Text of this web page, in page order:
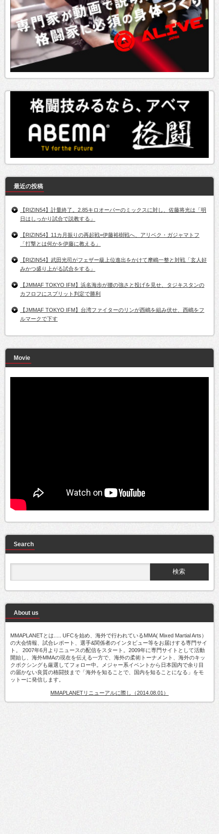
最近の投稿
【RIZIN54】計量終了。2.85キロオーバーのミックスに対し、佐藤将光は「明
日はしっかり試合で説教する」
【RIZIN54】11カ月振りの再起戦=伊藤裕樹戦へ、アリベク・ガジャマトフ
「打撃とは何かを伊藤に教える」
【RIZIN54】武田光司がフェザー級上位進出をかけて摩嶋一整と対戦「玄人好
みかつ盛り上がる試合をする」
【JMMAF TOKYO IFM】浜名海歩が腰の強さと投げを見せ、タジキスタンの
カフロフにスプリット判定で勝利
【JMMAF TOKYO IFM】台湾ファイターのリンが西嶋を組み伏せ、西嶋をフ
ルマークで下す
Movie
Search
About us
MMAPLANETとは..... UFCを始め、海外で行われているMMA( Mixed Martial Arts）
の大会情報、試合レポート、選手&関係者のインタビュー等をお届けする専門サイ
ト。 2007年6月よりニュースの配信をスタート。2009年に専門サイトとして活動
開始し、海外MMAの現在を伝える一方で、海外の柔術トーナメント、海外のキッ
クボクシングも厳選してフォロー中。メジャー系イベントから日本国内で余り目
の届かない良質の格闘技まで「海外を知ることで、国内を知ることになる」をモ
ットーに発信します。
MMAPLANETリニューアルに際し（2014.08.01）